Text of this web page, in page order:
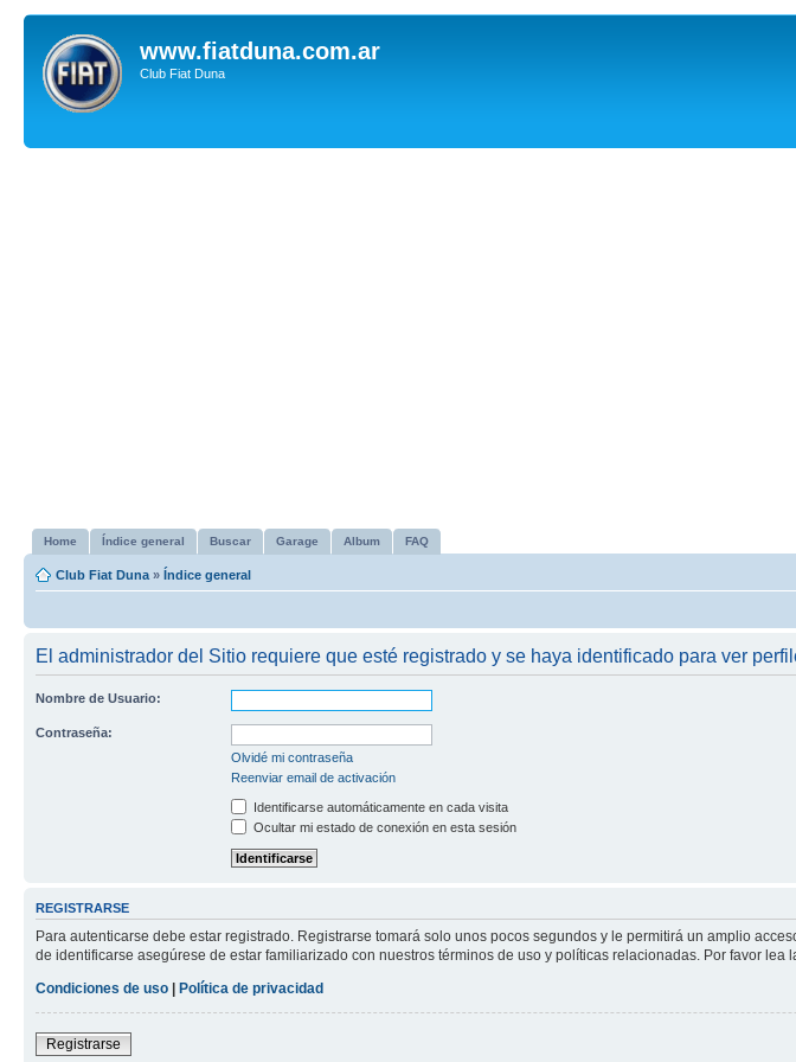
www.fiatduna.com.ar
Club Fiat Duna
Home Índice general Buscar Garage Album FAQ
Club Fiat Duna » Índice general
El administrador del Sitio requiere que esté registrado y se haya identificado para ver
Nombre de Usuario:
Contraseña:
Olvidé mi contraseña
Reenviar email de activación
Identificarse automáticamente en cada visita
Ocultar mi estado de conexión en esta sesión
REGISTRARSE
Para autenticarse debe estar registrado. Registrarse tomará solo unos pocos segundos y le permitirá un amplio
de identificarse asegúrese de estar familiarizado con nuestros términos de uso y políticas relacionadas. Por favor lea
Condiciones de uso | Política de privacidad
Registrarse